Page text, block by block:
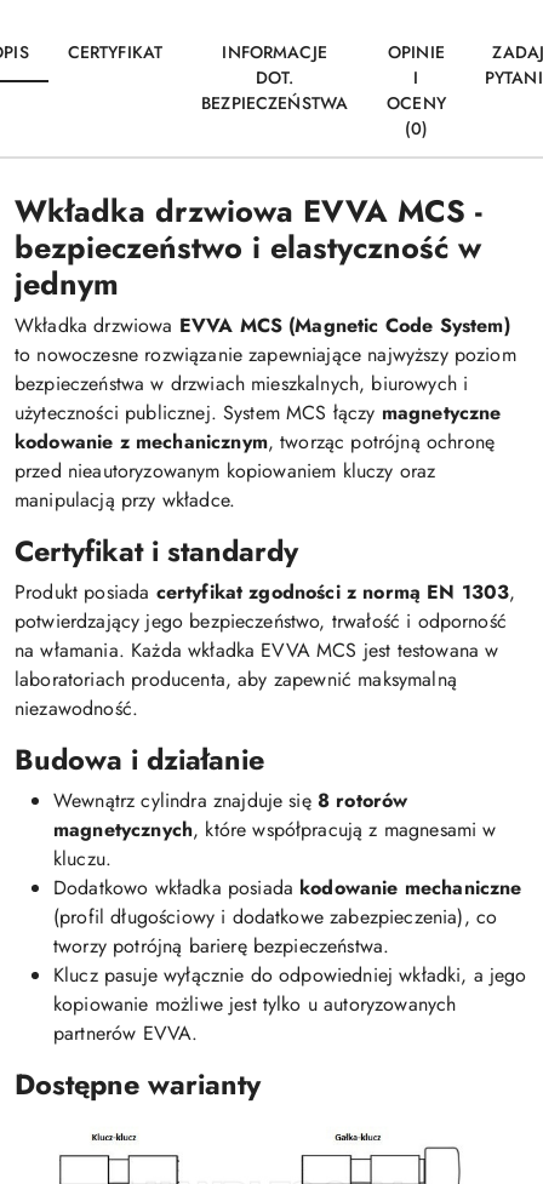
CERTYFIKAT
INFORMACJE
DOT.
BEZPIECZEŃSTWA
OPINIE
I
OCENY
(0)
Wkładka drzwiowa EVVA MCS -
bezpieczeństwo i elastyczność w
jednym
Wkładka drzwiowa EVVA MCS (Magnetic Code System)
to nowoczesne rozwiązanie zapewniające najwyższy poziom
bezpieczeństwa w drzwiach mieszkalnych, biurowych i
użyteczności publicznej. System MCS łączy magnetyczne
kodowanie z mechanicznym, tworząc potrójną ochronę
przed nieautoryzowanym kopiowaniem kluczy oraz
manipulacją przy wkładce.
Certyfikat i standardy
Produkt posiada certyfikat zgodności z normą EN 1303,
potwierdzający jego bezpieczeństwo, trwałość i odporność
na włamania. Każda wkładka EVVA MCS jest testowana w
laboratoriach producenta, aby zapewnić maksymalną
niezawodność.
Budowa i działanie
Wewnątrz cylindra znajduje się 8 rotorów
magnetycznych, które współpracują z magnesami w
kluczu.
Dodatkowo wkładka posiada kodowanie mechaniczne
(profil długościowy i dodatkowe zabezpieczenia), co
tworzy potrójną barierę bezpieczeństwa.
Klucz pasuje wyłącznie do odpowiedniej wkładki, a jego
kopiowanie możliwe jest tylko u autoryzowanych
partnerów EVVA.
Dostępne warianty